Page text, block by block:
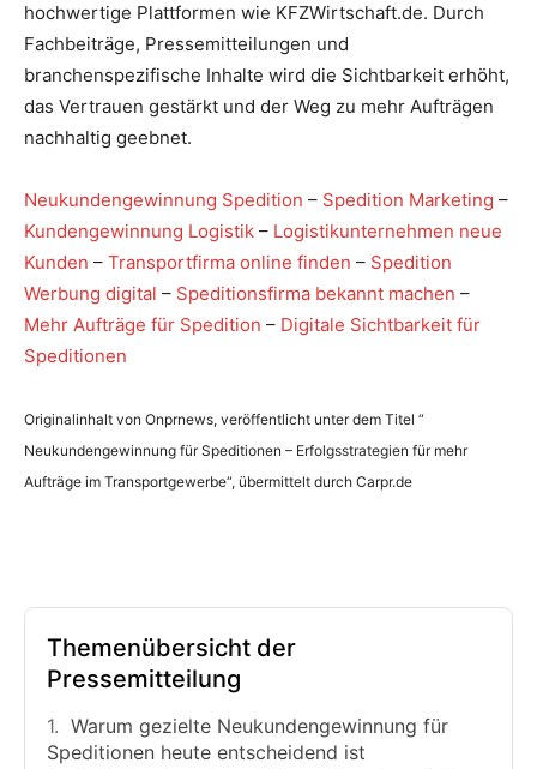
hochwertige Plattformen wie KFZWirtschaft.de. Durch
Fachbeiträge, Pressemitteilungen und
branchenspezifische Inhalte wird die Sichtbarkeit erhöht,
das Vertrauen gestärkt und der Weg zu mehr Aufträgen
nachhaltig geebnet.
Neukundengewinnung Spedition – Spedition Marketing –
Kundengewinnung Logistik – Logistikunternehmen neue
Kunden – Transportfirma online finden – Spedition
Werbung digital – Speditionsfirma bekannt machen –
Mehr Aufträge für Spedition – Digitale Sichtbarkeit für
Speditionen
Originalinhalt von Onprnews, veröffentlicht unter dem Titel “
Neukundengewinnung für Speditionen – Erfolgsstrategien für mehr
Aufträge im Transportgewerbe“, übermittelt durch Carpr.de
Themenübersicht der
Pressemitteilung
Warum gezielte Neukundengewinnung für
Speditionen heute entscheidend ist